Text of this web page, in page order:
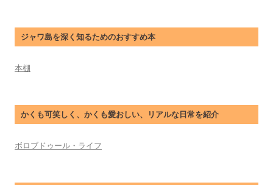
ジャワ島を深く知るためのおすすめ本
本棚
かくも可笑しく、かくも愛おしい、リアルな日常を紹介
ボロブドゥール・ライフ